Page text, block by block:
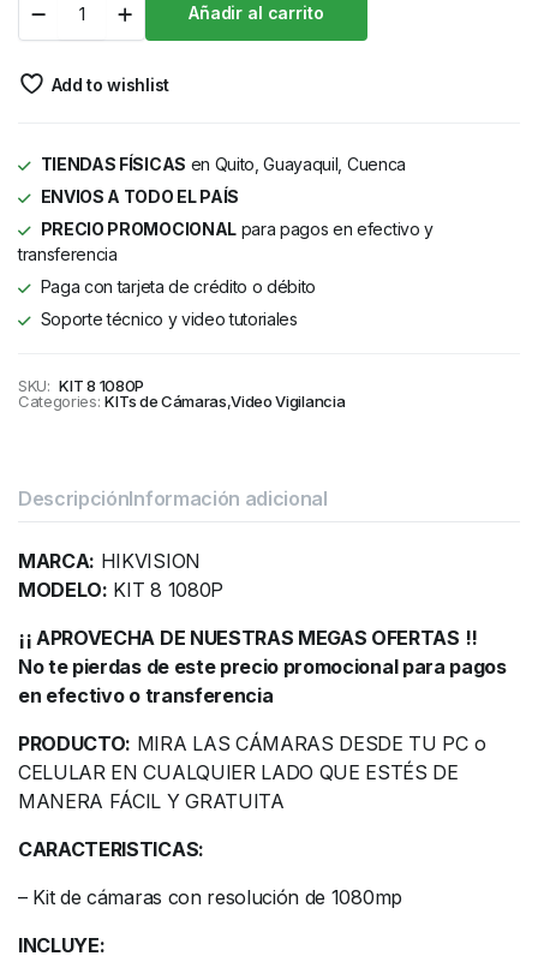
Añadir al carrito
Add to wishlist
TIENDAS FÍSICAS en Quito, Guayaquil, Cuenca
ENVIOS A TODO EL PAÍS
PRECIO PROMOCIONALpara pagos en efectivo y
transferencia
Paga con tarjeta de crédito o débito
Soporte técnico y video tutoriales
SKU: KIT 8 1080P
Categories: KITs de Cámaras,Video Vigilancia
DescripciónInformación adicional
MARCA: HIKVISION
MODELO: KIT 8 1080P
¡¡ APROVECHA DE NUESTRAS MEGAS OFERTAS !!
No te pierdas de este precio promocional para pagos
en efectivo o transferencia
PRODUCTO: MIRA LAS CÁMARAS DESDE TU PC o
CELULAR EN CUALQUIER LADO QUE ESTÉS DE
MANERA FÁCIL Y GRATUITA
CARACTERISTICAS:
– Kit de cámaras con resolución de 1080mp
INCLUYE: